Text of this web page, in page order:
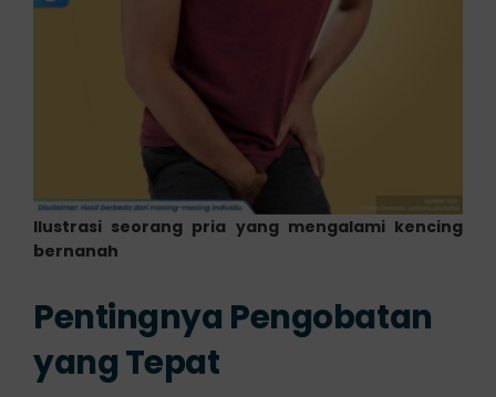
Ilustrasi seorang pria yang mengalami kencing
bernanah
Pentingnya Pengobatan
yang Tepat